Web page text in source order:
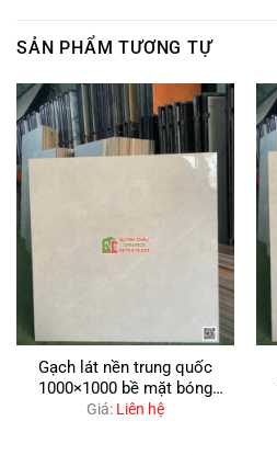
SẢN PHẨM TƯƠNG TỰ
Gạch lát nền trung quốc
1000×1000 bề mặt bóng
kiếng xám nhạt
Giá: Liên hệ